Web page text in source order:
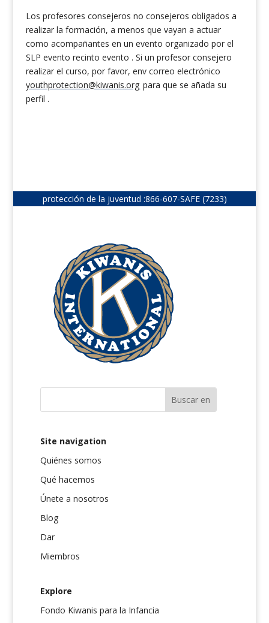
Los profesores consejeros no consejeros obligados a
realizar la formación, a menos que vayan a actuar
como acompañantes en un evento organizado por el
SLP evento recinto evento . Si un profesor consejero
realizar el curso, por favor, env correo electrónico
youthprotection@kiwanis.org para que se añada su
perfil .
protección de la juventud :866-607-SAFE (7233)
Site navigation
Quiénes somos
Qué hacemos
Únete a nosotros
Blog
Dar
Miembros
Explore
Fondo Kiwanis para la Infancia